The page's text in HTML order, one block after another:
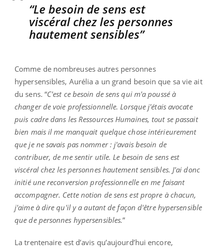
“Le besoin de sens est
viscéral chez les personnes
hautement sensibles”
Comme de nombreuses autres personnes
hypersensibles, Aurélia a un grand besoin que sa vie ait
du sens. “C'est ce besoin de sens qui m'a poussé à
changer de voie professionnelle. Lorsque j'étais avocate
puis cadre dans les Ressources Humaines, tout se passait
bien mais il me manquait quelque chose intérieurement
que je ne savais pas nommer : j'avais besoin de
contribuer, de me sentir utile. Le besoin de sens est
viscéral chez les personnes hautement sensibles. J'ai donc
initié une reconversion professionnelle en me faisant
accompagner. Cette notion de sens est propre à chacun,
j'aime à dire qu'il y a autant de façon d'être hypersensible
que de personnes hypersensibles.”
La trentenaire est d’avis qu’aujourd’hui encore,